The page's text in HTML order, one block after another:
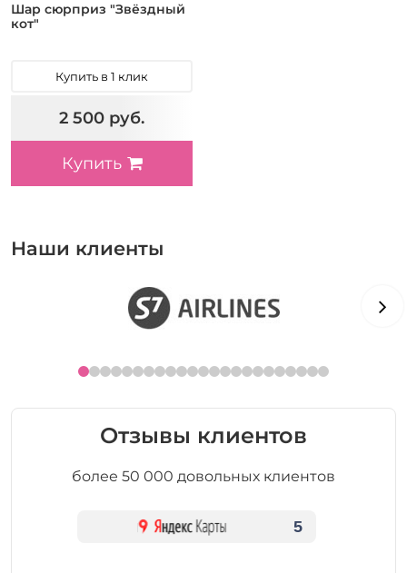
Шар сюрприз "Звёздный
кот"
Купить в 1 клик
2 500 руб.
Купить
Наши клиенты
Отзывы клиентов
более 50 000 довольных клиентов
5